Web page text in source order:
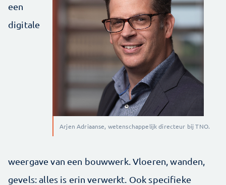
Arjen Adriaanse, wetenschappelijk directeur bij TNO.
een
digitale
weergave van een bouwwerk. Vloeren, wanden,
gevels: alles is erin verwerkt. Ook specifieke